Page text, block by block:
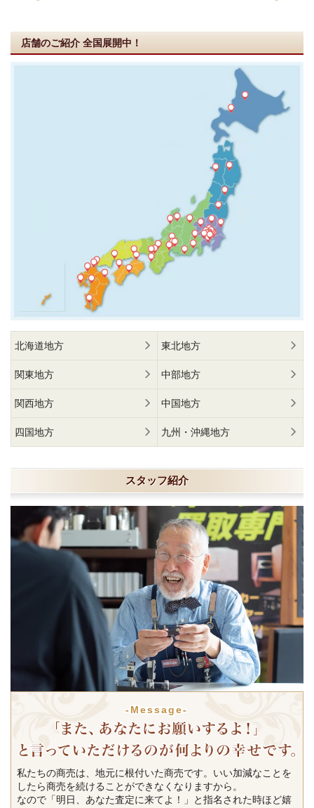
店舗のご紹介 全国展開中！
北海道地方 東北地方
関東地方 中部地方
関西地方 中国地方
四国地方 九州・沖縄地方
スタッフ紹介
-Message-
私たちの商売は、地元に根付いた商売です。いい加減なことを
したら商売を続けることができなくなりますから。
なので「明日、あなた査定に来てよ！」と指名された時ほど嬉